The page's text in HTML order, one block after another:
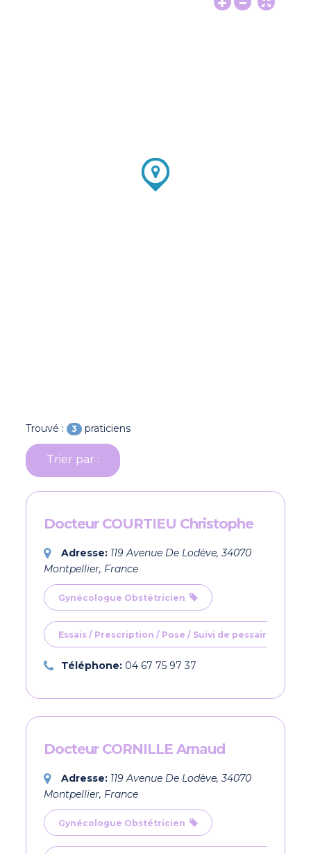
Trouvé : 3 praticiens
Trier par :
Docteur COURTIEU Christophe
Adresse: 119 Avenue De Lodève, 34070
Montpellier, France
Gynécologue Obstétricien
Essais / Prescription / Pose / Suivi de pessaires
Téléphone: 04 67 75 97 37
Docteur CORNILLE Arnaud
Adresse: 119 Avenue De Lodève, 34070
Montpellier, France
Gynécologue Obstétricien